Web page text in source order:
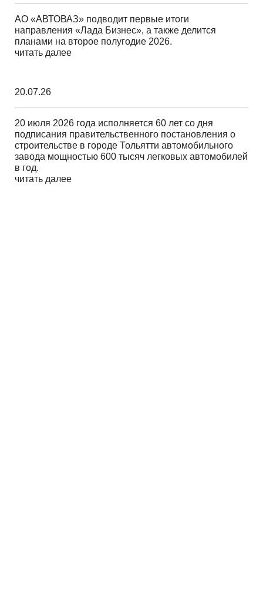
АО «АВТОВАЗ» подводит первые итоги
направления «Лада Бизнес», а также делится
планами на второе полугодие 2026.
читать далее
20.07.26
20 июля 2026 года исполняется 60 лет со дня
подписания правительственного постановления о
строительстве в городе Тольятти автомобильного
завода мощностью 600 тысяч легковых автомобилей
в год.
читать далее